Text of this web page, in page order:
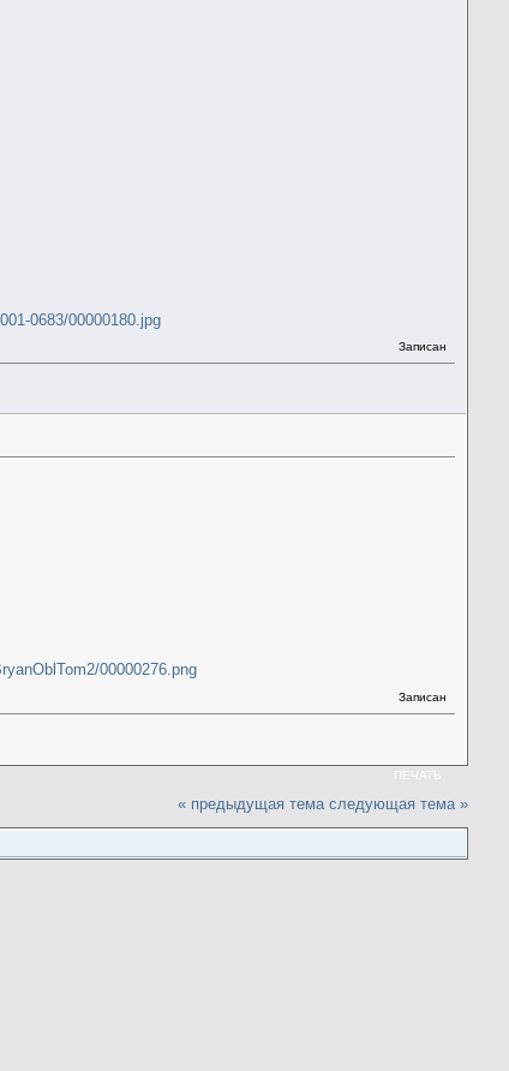
0683/00000180.jpg
Записан
00000276.png
Записан
ПЕЧАТЬ
« предыдущая тема следующая тема »